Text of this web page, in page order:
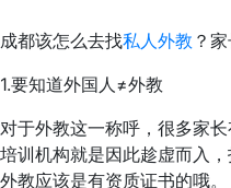
成都该怎么去找私人外教 ？
1.要知道外国人≠外教
对于外教这一称呼，很多家
培训机构就是因此趁虚而入
外教应该是有资质证书的哦。